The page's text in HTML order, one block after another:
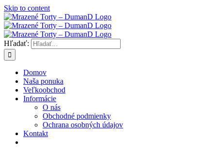
Skip to content
Hľadať:
Domov
Naša ponuka
Veľkoobchod
Informácie
O nás
Obchodné podmienky
Ochrana osobných údajov
Kontakt